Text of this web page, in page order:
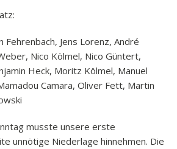
Fehrenbach, Jens Lorenz, André
Nico Kölmel, Nico Güntert,
Heck, Moritz Kölmel, Manuel
Camara, Oliver Fett, Martin
musste unsere erste
unnötige Niederlage hinnehmen. Die